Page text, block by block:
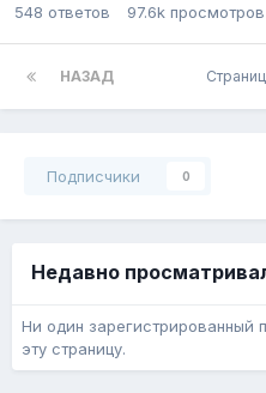
548 ответов 97.6k просмотров
НАЗАД
Подписчики 0
Недавно
Ни один зарегистрированный
эту страницу.